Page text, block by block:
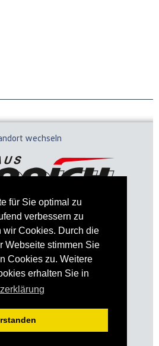
für Sie optimal zu
verbessern zu
wir Cookies. Durch die
Webseite stimmen Sie
Cookies zu. Weitere
erhalten Sie in
wechseln
Datenschutz